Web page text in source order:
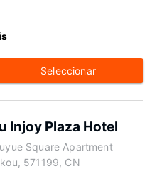
Seleccionar
Injoy Plaza Hotel
Square Apartment
571199, CN